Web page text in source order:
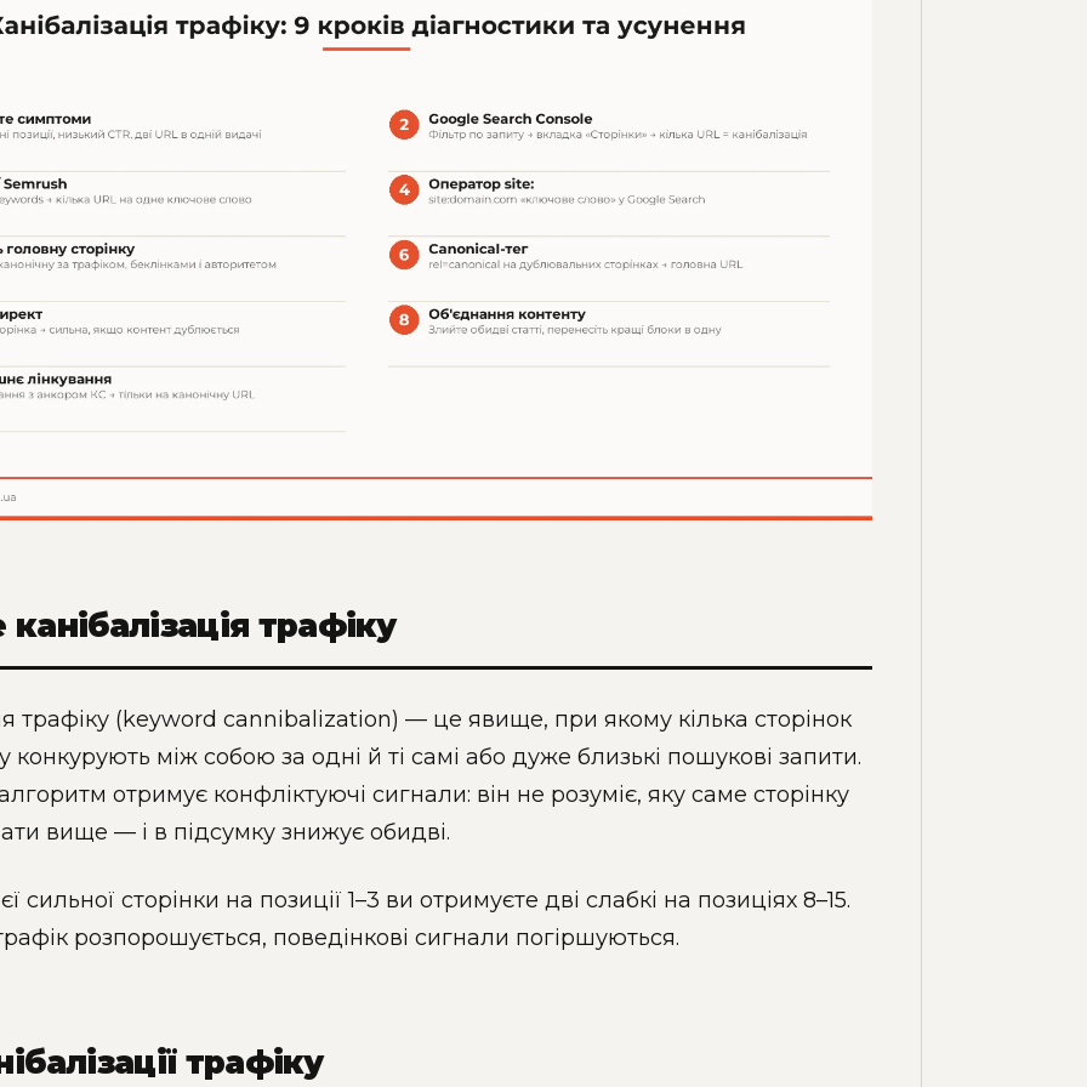
трафіку
трафіку (keyword cannibalization) — це явище, при якому кілька сторінок
конкурують між собою за одні й ті самі або дуже близькі пошукові запити.
отримує конфліктуючі сигнали: він не розуміє, яку саме сторінку
вище — і в підсумку знижує обидві.
сильної сторінки на позиції 1–3 ви отримуєте дві слабкі на позиціях 8–15.
розпорошується, поведінкові сигнали погіршуються.
трафіку